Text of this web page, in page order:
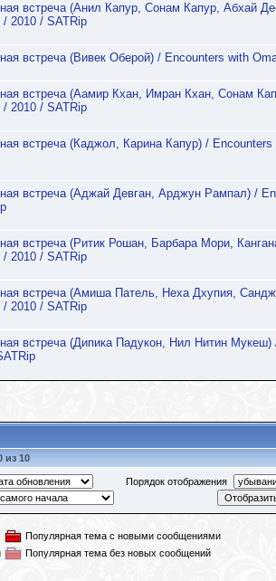
встреча (Анил Капур, Сонам Капур, Абхай
/ 2010 / SATRip
встреча (Вивек Оберой) / Encounters with
встреча (Аамир Кхан, Имран Кхан, Сонам
/ 2010 / SATRip
встреча (Каджол, Карина Капур) /
встреча (Аджай Девган, Арджун Рампал) /
встреча (Ритик Рошан, Барбара Мори,
/ 2010 / SATRip
встреча (Амиша Патель, Неха Дхупия,
/ 2010 / SATRip
встреча (Дипика Падукон, Нил Нитин
из 10
Порядок отображения
Популярная тема с новыми сообщениями
Популярная тема без новых сообщений